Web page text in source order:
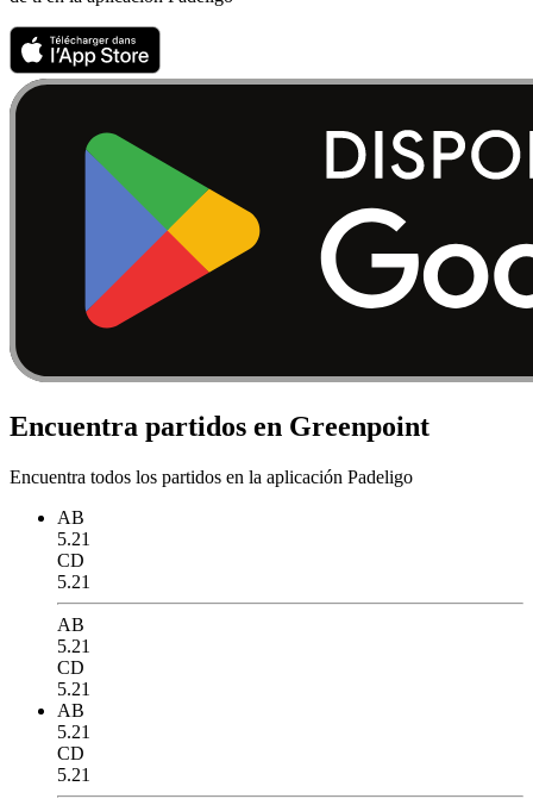
Encuentra partidos en Greenpoint
Encuentra todos los partidos en la aplicación Padeligo
AB
5.21
CD
5.21
AB
5.21
CD
5.21
AB
5.21
CD
5.21